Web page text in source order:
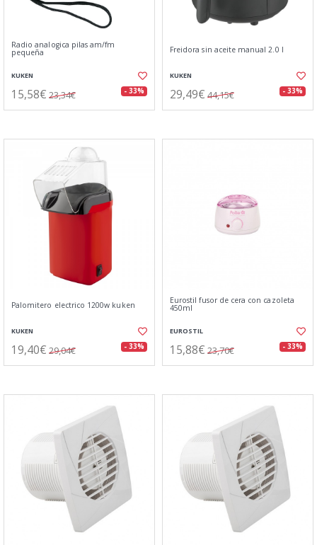
Radio analogica pilas am/fm
pequeña
KUKEN
15,58€ 23,34€ - 33%
Freidora sin aceite manual 2.0 l
KUKEN
29,49€ 44,15€ - 33%
Palomitero electrico 1200w kuken
KUKEN
19,40€ 29,04€ - 33%
Eurostil fusor de cera con cazoleta
450ml
EUROSTIL
15,88€ 23,70€ - 33%